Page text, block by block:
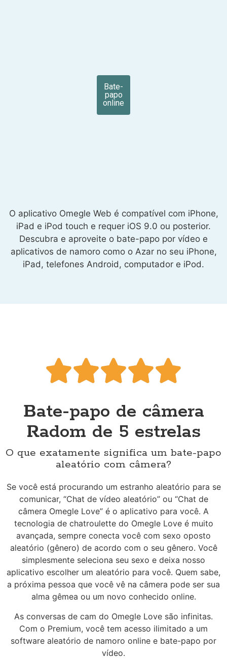
Bate-
papo
online
O aplicativo Omegle Web é compatível com iPhone,
iPad e iPod touch e requer iOS 9.0 ou posterior.
Descubra e aproveite o bate-papo por vídeo e
aplicativos de namoro como o Azar no seu iPhone,
iPad, telefones Android, computador e iPod.

Bate-papo de câmera
Radom de 5 estrelas
O que exatamente significa um bate-papo
aleatório com câmera?
Se você está procurando um estranho aleatório para se
comunicar, “Chat de vídeo aleatório” ou “Chat de
câmera Omegle Love” é o aplicativo para você. A
tecnologia de chatroulette do Omegle Love é muito
avançada, sempre conecta você com sexo oposto
aleatório (gênero) de acordo com o seu gênero. Você
simplesmente seleciona seu sexo e deixa nosso
aplicativo escolher um aleatório para você. Quem sabe,
a próxima pessoa que você vê na câmera pode ser sua
alma gêmea ou um novo conhecido online.
As conversas de cam do Omegle Love são infinitas.
Com o Premium, você tem acesso ilimitado a um
software aleatório de namoro online e bate-papo por
vídeo.